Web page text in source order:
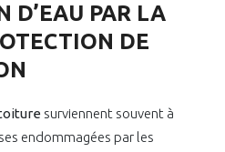
D’EAU PAR LA
DE
surviennent souvent à
endommagées par les